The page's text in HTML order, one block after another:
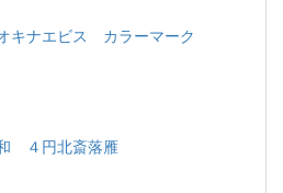
キナエビス カラーマーク
４円北斎落雁